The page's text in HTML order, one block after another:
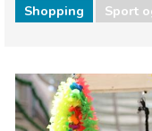
Shopping
Sport
Børn og familie
Mad & Restauranter